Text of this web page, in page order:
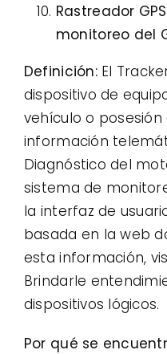
Rastreador
monitoreo del
Definición:El
dispositivo de
vehículo o
información
Diagnóstico del
sistema de
la interfaz de
basada en la web
esta información,
Brindarle
dispositivos lógicos.
Por qué se